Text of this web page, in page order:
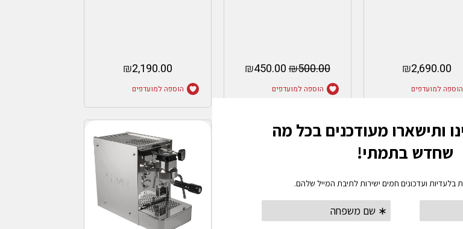
₪2,690.00
הוספה למועדפים
₪500.00
₪450.00
הוספה למועדפים
₪2,190.00
הוספה למועדפים